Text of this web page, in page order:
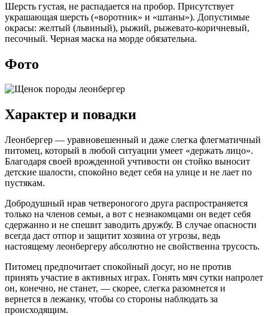
Шерсть густая, не распадается на пробор. Присутствует
украшающая шерсть («воротник» и «штаны»). Допустимые
окрасы: желтый (львиный), рыжий, рыжевато-коричневый,
песочный. Черная маска на морде обязательна.
Фото
Характер и повадки
Леонбергер — уравновешенный и даже слегка флегматичный
питомец, который в любой ситуации умеет «держать лицо».
Благодаря своей врожденной учтивости он стойко выносит
детские шалости, спокойно ведет себя на улице и не лает по
пустякам.
Добродушный нрав четвероногого друга распространяется
только на членов семьи, а вот с незнакомцами он ведет себя
сдержанно и не спешит заводить дружбу. В случае опасности
всегда даст отпор и защитит хозяина от угрозы, ведь
настоящему леонбергеру абсолютно не свойственна трусость.
Питомец предпочитает спокойный досуг, но не против
принять участие в активных играх. Гонять мяч сутки напролет
он, конечно, не станет, — скорее, слегка разомнется и
вернется в лежанку, чтобы со стороны наблюдать за
происходящим.